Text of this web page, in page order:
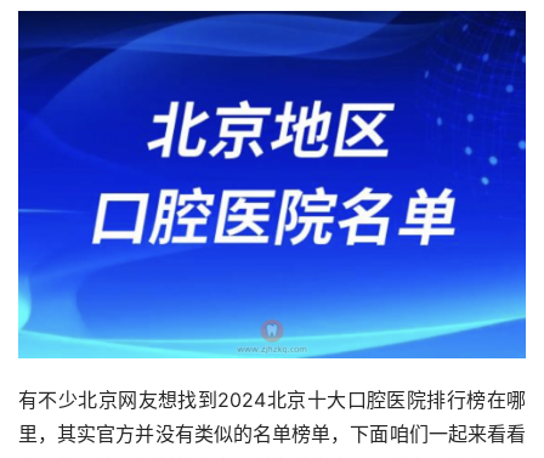
有不少北京网友想找到2024北京十大口腔医院排行榜在哪
里，其实官方并没有类似的名单榜单，下面咱们一起来看看